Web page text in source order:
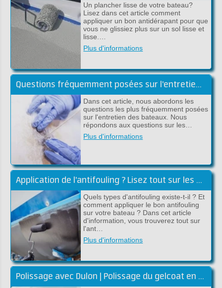
Un plancher lisse de votre bateau?
Lisez dans cet article comment
appliquer un bon antidérapant pour que
vous ne glissiez plus sur un sol lisse et
lisse.…
Plus d'informations
Questions fréquemment posées sur l'entretien des bateaux
Dans cet article, nous abordons les
questions les plus fréquemment posées
sur l'entretien des bateaux. Nous
répondons aux questions sur les…
Plus d'informations
Application de l'antifouling ? Lisez tout sur les antifoulings !
Quels types d'antifouling existe-t-il ? Et
comment appliquer le bon antifouling
sur votre bateau ? Dans cet article
d'information, vous trouverez tout sur
l'ant…
Plus d'informations
Polissage avec Dulon | Polissage du gelcoat en polyester